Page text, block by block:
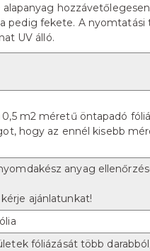
pedig fekete. A nyomtatási
UV álló.
m2 méretű öntapadó
hogy az ennél kisebb
anyag
ajánlatunkat!
fóliázását több